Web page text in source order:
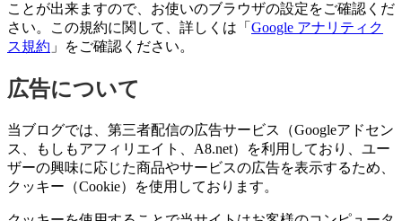
ことが出来ますので、お使いのブラウザの設定をご確認くだ
さい。この規約に関して、詳しくは「 Google アナリティク
ス規約 」をご確認ください。
広告について
当ブログでは、第三者配信の広告サービス（Googleアドセン
ス、もしもアフィリエイト、A8.net）を利用しており、ユー
ザーの興味に応じた商品やサービスの広告を表示するため、
クッキー（Cookie）を使用しております。